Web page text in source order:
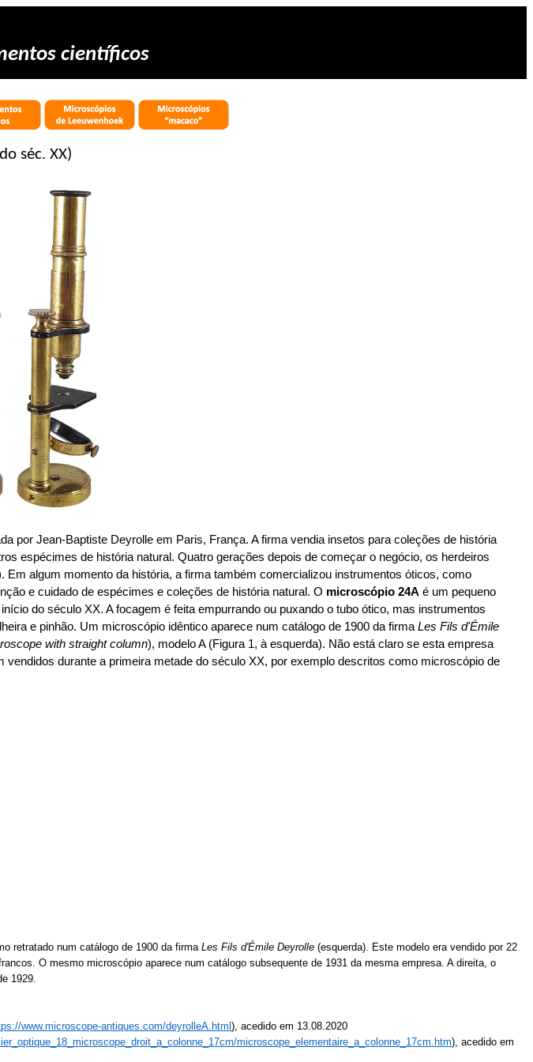
científicos
séc. XX)
por Jean-Baptiste Deyrolle em Paris, França. A firma vendia insetos para coleções de história
espécimes de história natural. Quatro gerações depois de começar o negócio, os herdeiros
Em algum momento da história, a firma também comercializou instrumentos óticos, como
e cuidado de espécimes e coleções de história natural. O microscópio 24A é um pequeno
do século XX. A focagem é feita empurrando ou puxando o tubo ótico, mas instrumentos
e pinhão. Um microscópio idêntico aparece num catálogo de 1900 da firmaLes Fils d'Émile
with straight column), modelo A (Figura 1, à esquerda). Não está claro se esta empresa
durante a primeira metade do século XX, por exemplo descritos como microscópio de
retratado num catálogo de 1900 da firmaLes Fils d'Émile Deyrolle(esquerda). Este modelo era vendido por 22
O mesmo microscópio aparece num catálogo subsequente de 1931 da mesma empresa. A direita, o
1929.
www.microscope-antiques.com/deyrolleA.html), acedido em 13.08.2020
microscope_elementaire_a_colonne_17cm.htm), acedido em